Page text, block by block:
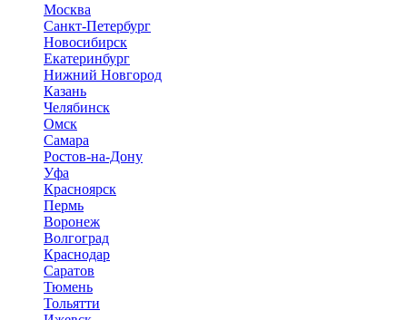
Москва
Санкт-Петербург
Новосибирск
Екатеринбург
Нижний Новгород
Казань
Челябинск
Омск
Самара
Ростов-на-Дону
Уфа
Красноярск
Пермь
Воронеж
Волгоград
Краснодар
Саратов
Тюмень
Тольятти